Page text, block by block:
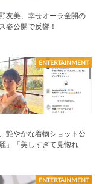
友美、幸せオーラ全開の
姿公開で反響！
ENTERTAINMENT
艶やかな着物ショット公
」「美しすぎて見惚れ
ENTERTAINMENT